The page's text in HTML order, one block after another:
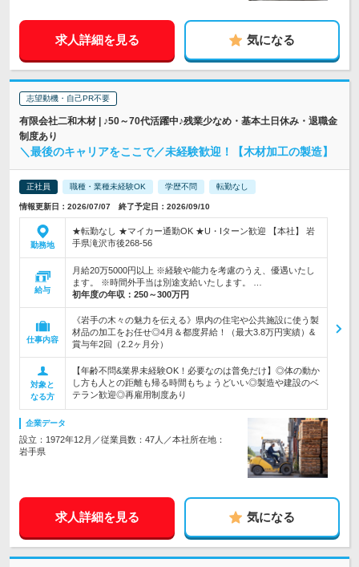
求人詳細を見る 気になる
志望動機・自己PR不要
有限会社二和木材 | ♪50～70代活躍中♪残業少なめ・基本土日休み・退職金
制度あり
＼最後のキャリアをここで／未経験歓迎！【木材加工の製造】
正社員 職種・業種未経験OK 学歴不問 転勤なし
情報更新日：2026/07/07 終了予定日：2026/09/10
勤務地
★転勤なし ★マイカー通勤OK ★U・Iターン歓迎 【本社】 岩
手県滝沢市後268-56
給与
月給20万5000円以上 ※経験や能力を考慮のうえ、優遇いたし
ます。 ※時間外手当は別途支給いたします。 …
初年度の年収： 250～300万円
仕事内容
《岩手の木々の魅力を伝える》県内の住宅や公共施設に使う製
材品の加工をお任せ◎4月＆都度昇給！（最大3.8万円実績）&
賞与年2回（2.2ヶ月分）
対象と
なる方
【年齢不問&業界未経験OK！必要なのは普免だけ】◎体の動か
し方も人との距離も帰る時間もちょうどいい◎製造や建設のベ
テラン歓迎◎再雇用制度あり
企業データ
設立：1972年12月／従業員数：47人／本社所在地：
岩手県
求人詳細を見る 気になる